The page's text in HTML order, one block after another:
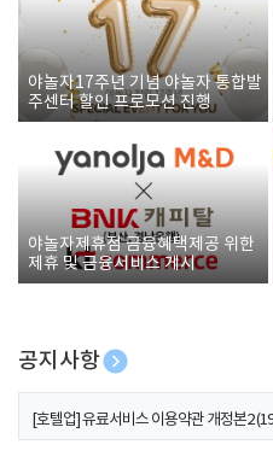
야놀자17주년 기념 야놀자 통합발
주센터 할인 프로모션 진행
야놀자제휴점 금융혜택제공 위한
제휴 및 금융서비스 게시
공지사항
[호텔업] 개인정보 처리방침 개정본1
[호텔업] 유료서비스 이용약관 개정본2